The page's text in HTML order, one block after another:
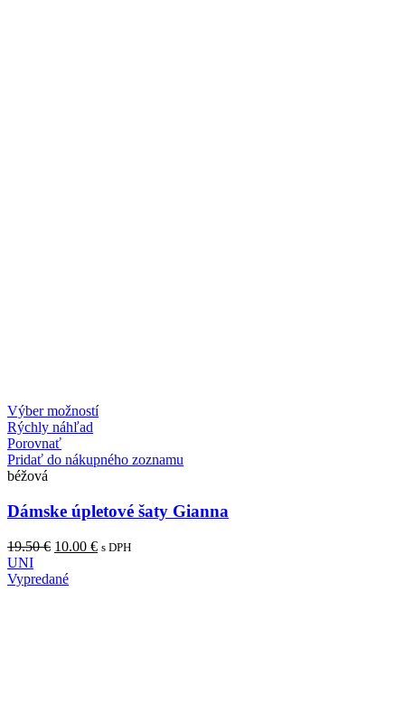
Výber možností
Rýchly náhľad
Porovnať
Pridať do nákupného zoznamu
béžová
Dámske úpletové šaty Gianna
19.50€ 10.00 € s DPH
UNI
Vypredané